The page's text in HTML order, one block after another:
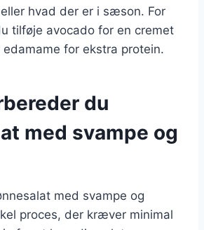
hvad der er i sæson. For
tilføje avocado for en cremet
for ekstra protein.
du
med svampe og
med svampe og
proces, der kræver minimal